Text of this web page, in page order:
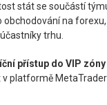
stát se součástí
na
trhu.
přístup do VIP
platformě